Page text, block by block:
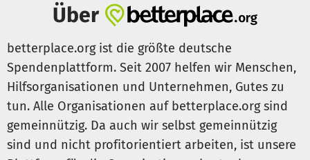
Über
betterplace.org ist die größte deutsche
Spendenplattform. Seit 2007 helfen wir Menschen,
Hilfsorganisationen und Unternehmen, Gutes zu
tun. Alle Organisationen auf betterplace.org sind
gemeinnützig. Da auch wir selbst gemeinnützig
sind und nicht profitorientiert arbeiten, ist unsere